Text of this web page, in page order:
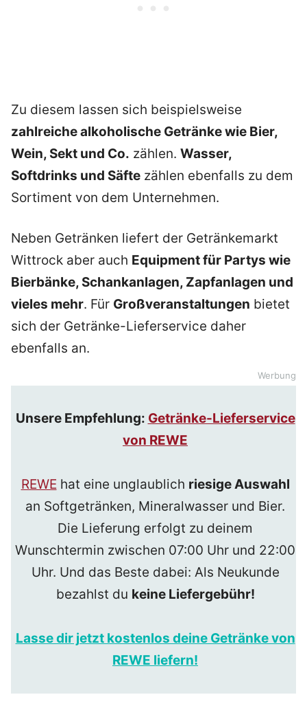
Zu diesem lassen sich beispielsweise
zahlreiche alkoholische Getränke wie Bier,
Wein, Sekt und Co. zählen. Wasser,
Softdrinks und Säfte zählen ebenfalls zu dem
Sortiment von dem Unternehmen.
Neben Getränken liefert der Getränkemarkt
Wittrock aber auch Equipment für Partys wie
Bierbänke, Schankanlagen, Zapfanlagen und
vieles mehr. Für Großveranstaltungen bietet
sich der Getränke-Lieferservice daher
ebenfalls an.
Werbung
Unsere Empfehlung: Getränke-Lieferservice
von REWE
REWE hat eine unglaublich riesige Auswahl
an Softgetränken, Mineralwasser und Bier.
Die Lieferung erfolgt zu deinem
Wunschtermin zwischen 07:00 Uhr und 22:00
Uhr. Und das Beste dabei: Als Neukunde
bezahlst du keine Liefergebühr!
Lasse dir jetzt kostenlos deine Getränke von
REWE liefern!